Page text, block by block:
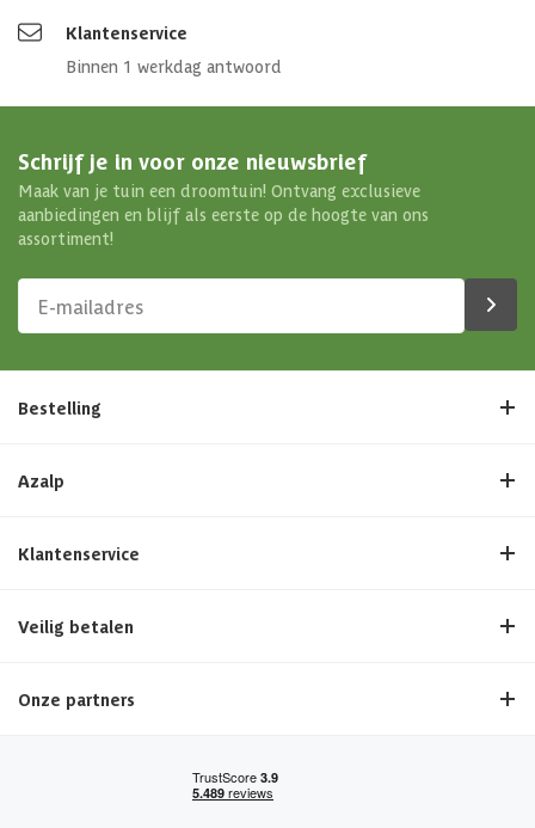
Klantenservice
Binnen 1 werkdag antwoord
Schrijf je in voor onze nieuwsbrief
Maak van je tuin een droomtuin! Ontvang exclusieve
aanbiedingen en blijf als eerste op de hoogte van ons
assortiment!
Bestelling
Azalp
Klantenservice
Veilig betalen
Onze partners